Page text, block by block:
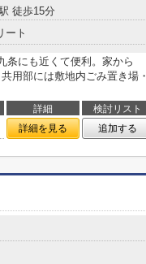
徒歩15分
ート
条にも近くて便利。家から
用部には敷地内ごみ置き場・
詳細
検討リスト
詳細を見る 追加する